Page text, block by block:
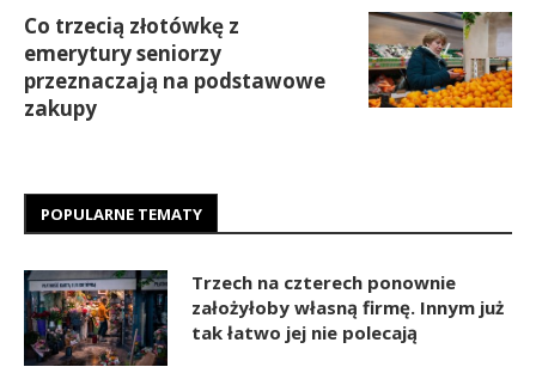
Co trzecią złotówkę z
emerytury seniorzy
przeznaczają na podstawowe
zakupy
POPULARNE TEMATY
Trzech na czterech ponownie
założyłoby własną firmę. Innym już
tak łatwo jej nie polecają